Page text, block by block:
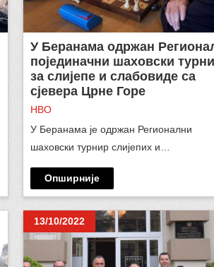
У Беранама одржан
појединачни шаховски
за слијепе и слабовиде са
сјевера Црне Горе
НВО
У Беранама је одржан Регионални
шаховски турнир слијепих и…
Опширније
13/10/2022